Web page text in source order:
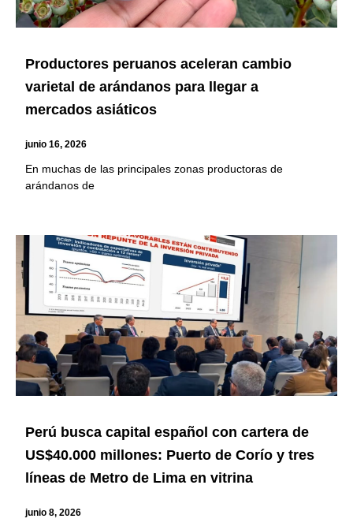
Productores peruanos aceleran cambio
varietal de arándanos para llegar a
mercados asiáticos
junio 16, 2026
En muchas de las principales zonas productoras de
arándanos de
Perú busca capital español con cartera de
US$40.000 millones: Puerto de Corío y tres
líneas de Metro de Lima en vitrina
junio 8, 2026